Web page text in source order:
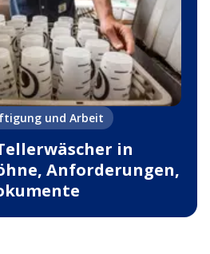
und Arbeit
in
Anforderungen,